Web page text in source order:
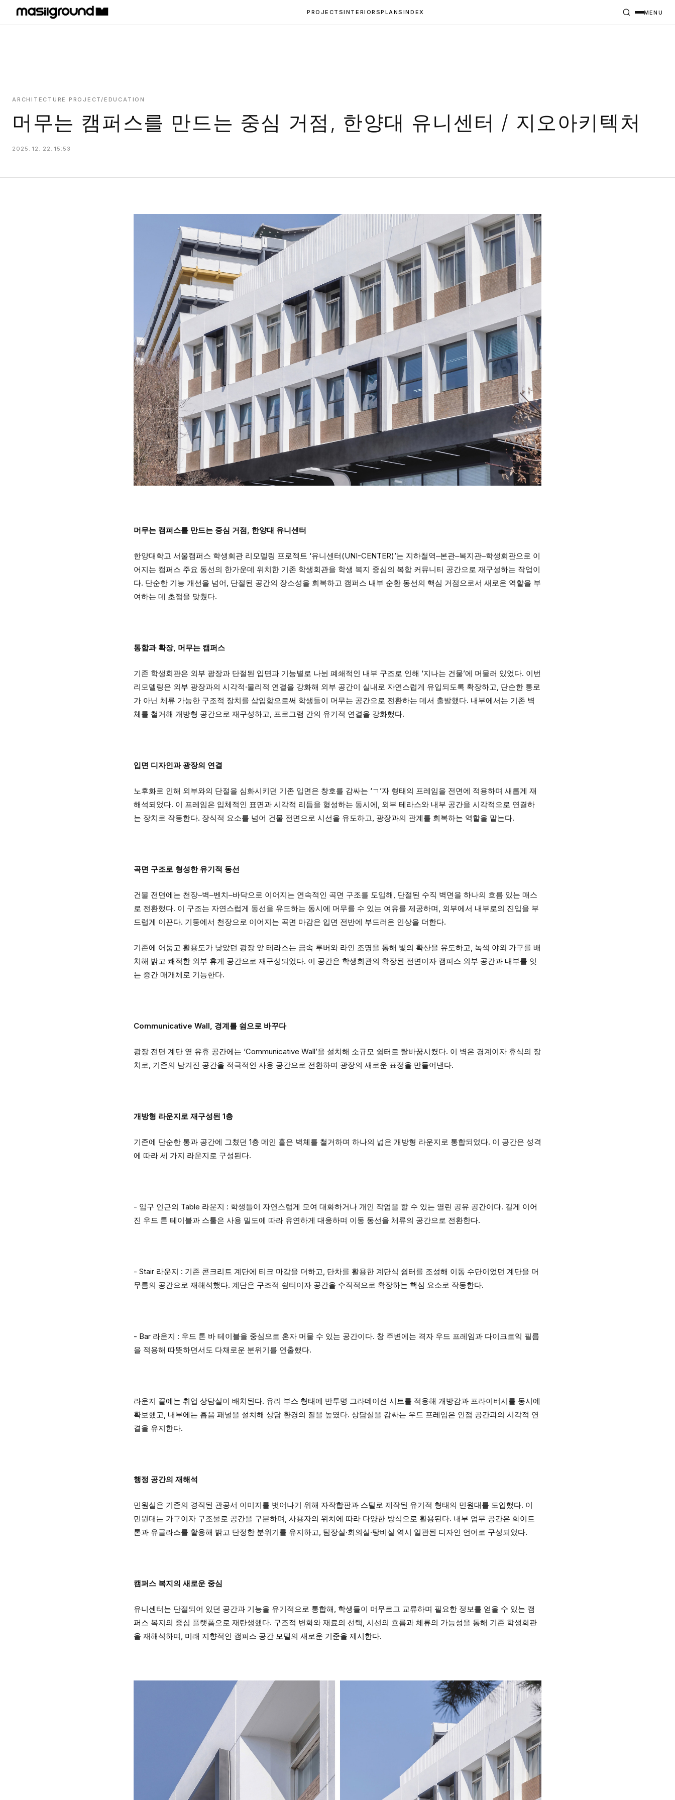
HOME
PLANS
INDEX
PROJECTSINTERIORSPLANS INDEX MENU
ARCHITECTURE PROJECT/EDUCATION
머무는 캠퍼스를 만드는 중심 거점, 한양대 유니센터 / 지오아키텍처
2025. 12. 22. 15:53
머무는 캠퍼스를 만드는 중심 거점, 한양대 유니센터
한양대학교 서울캠퍼스 학생회관 리모델링 프로젝트 ‘유니센터(UNI-CENTER)’는 지하철역–본관–복지관–학생회관으로 이
어지는 캠퍼스 주요 동선의 한가운데 위치한 기존 학생회관을 학생 복지 중심의 복합 커뮤니티 공간으로 재구성하는 작업이
다. 단순한 기능 개선을 넘어, 단절된 공간의 장소성을 회복하고 캠퍼스 내부 순환 동선의 핵심 거점으로서 새로운 역할을 부
여하는 데 초점을 맞췄다.
통합과 확장, 머무는 캠퍼스
기존 학생회관은 외부 광장과 단절된 입면과 기능별로 나뉜 폐쇄적인 내부 구조로 인해 ‘지나는 건물’에 머물러 있었다. 이번
리모델링은 외부 광장과의 시각적·물리적 연결을 강화해 외부 공간이 실내로 자연스럽게 유입되도록 확장하고, 단순한 통로
가 아닌 체류 가능한 구조적 장치를 삽입함으로써 학생들이 머무는 공간으로 전환하는 데서 출발했다. 내부에서는 기존 벽
체를 철거해 개방형 공간으로 재구성하고, 프로그램 간의 유기적 연결을 강화했다.
입면 디자인과 광장의 연결
노후화로 인해 외부와의 단절을 심화시키던 기존 입면은 창호를 감싸는 ‘ㄱ’자 형태의 프레임을 전면에 적용하며 새롭게 재
해석되었다. 이 프레임은 입체적인 표면과 시각적 리듬을 형성하는 동시에, 외부 테라스와 내부 공간을 시각적으로 연결하
는 장치로 작동한다. 장식적 요소를 넘어 건물 전면으로 시선을 유도하고, 광장과의 관계를 회복하는 역할을 맡는다.
곡면 구조로 형성한 유기적 동선
건물 전면에는 천장–벽–벤치–바닥으로 이어지는 연속적인 곡면 구조를 도입해, 단절된 수직 벽면을 하나의 흐름 있는 매스
로 전환했다. 이 구조는 자연스럽게 동선을 유도하는 동시에 머무를 수 있는 여유를 제공하며, 외부에서 내부로의 진입을 부
드럽게 이끈다. 기둥에서 천장으로 이어지는 곡면 마감은 입면 전반에 부드러운 인상을 더한다.
기존에 어둡고 활용도가 낮았던 광장 앞 테라스는 금속 루버와 라인 조명을 통해 빛의 확산을 유도하고, 녹색 야외 가구를 배
치해 밝고 쾌적한 외부 휴게 공간으로 재구성되었다. 이 공간은 학생회관의 확장된 전면이자 캠퍼스 외부 공간과 내부를 잇
는 중간 매개체로 기능한다.
Communicative Wall, 경계를 쉼으로 바꾸다
광장 전면 계단 옆 유휴 공간에는 ‘Communicative Wall’을 설치해 소규모 쉼터로 탈바꿈시켰다. 이 벽은 경계이자 휴식의 장
치로, 기존의 남겨진 공간을 적극적인 사용 공간으로 전환하며 광장의 새로운 표정을 만들어낸다.
개방형 라운지로 재구성된 1층
기존에 단순한 통과 공간에 그쳤던 1층 메인 홀은 벽체를 철거하며 하나의 넓은 개방형 라운지로 통합되었다. 이 공간은 성격
에 따라 세 가지 라운지로 구성된다.
- 입구 인근의 Table 라운지 : 학생들이 자연스럽게 모여 대화하거나 개인 작업을 할 수 있는 열린 공유 공간이다. 길게 이어
진 우드 톤 테이블과 스툴은 사용 밀도에 따라 유연하게 대응하며 이동 동선을 체류의 공간으로 전환한다.
- Stair 라운지 : 기존 콘크리트 계단에 티크 마감을 더하고, 단차를 활용한 계단식 쉼터를 조성해 이동 수단이었던 계단을 머
무름의 공간으로 재해석했다. 계단은 구조적 쉼터이자 공간을 수직적으로 확장하는 핵심 요소로 작동한다.
- Bar 라운지 : 우드 톤 바 테이블을 중심으로 혼자 머물 수 있는 공간이다. 창 주변에는 격자 우드 프레임과 다이크로익 필름
을 적용해 따뜻하면서도 다채로운 분위기를 연출했다.
라운지 끝에는 취업 상담실이 배치된다. 유리 부스 형태에 반투명 그라데이션 시트를 적용해 개방감과 프라이버시를 동시에
확보했고, 내부에는 흡음 패널을 설치해 상담 환경의 질을 높였다. 상담실을 감싸는 우드 프레임은 인접 공간과의 시각적 연
결을 유지한다.
행정 공간의 재해석
민원실은 기존의 경직된 관공서 이미지를 벗어나기 위해 자작합판과 스틸로 제작된 유기적 형태의 민원대를 도입했다. 이
민원대는 가구이자 구조물로 공간을 구분하며, 사용자의 위치에 따라 다양한 방식으로 활용된다. 내부 업무 공간은 화이트
톤과 유글라스를 활용해 밝고 단정한 분위기를 유지하고, 팀장실·회의실·탕비실 역시 일관된 디자인 언어로 구성되었다.
캠퍼스 복지의 새로운 중심
유니센터는 단절되어 있던 공간과 기능을 유기적으로 통합해, 학생들이 머무르고 교류하며 필요한 정보를 얻을 수 있는 캠
퍼스 복지의 중심 플랫폼으로 재탄생했다. 구조적 변화와 재료의 선택, 시선의 흐름과 체류의 가능성을 통해 기존 학생회관
을 재해석하며, 미래 지향적인 캠퍼스 공간 모델의 새로운 기준을 제시한다.